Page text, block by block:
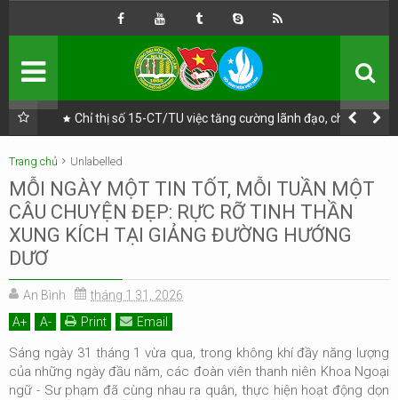
lãnh
Chỉ thị số 15-CT/TU việc tăng cường lãnh đạo, chỉ đạo
bảo đảm an ninh, an toàn thực phẩm trên địa bàn Thành
Trang chủ Unlabelled
MỖI NGÀY MỘT TIN TỐT, MỖI TUẦN MỘT
CÂU CHUYỆN ĐẸP: RỰC RỠ TINH THẦN
XUNG KÍCH TẠI GIẢNG ĐƯỜNG HƯỚNG
DƯƠ
An Bình
tháng 1 31, 2026
A+ A- Print Email
Sáng ngày 31 tháng 1 vừa qua, trong không khí đầy năng lượng
của những ngày đầu năm, các đoàn viên thanh niên Khoa Ngoại
ngữ - Sư phạm đã cùng nhau ra quân, thực hiện hoạt động dọn
GIỚI THIỆU
ĐOÀN TNCS HỒ CHÍ MINH
HỘI SINH VIÊN VIỆT NAM
3 PHONG TRÀO
HÀNH ĐỘNG CÁCH MẠNG
3 CHƯƠNG TRÌNH ĐỒNG HÀNH
TRANG CHỦ
HOẠT ĐỘNG ĐOÀN
HOẠT ĐỘNG HỘI
QLĐV